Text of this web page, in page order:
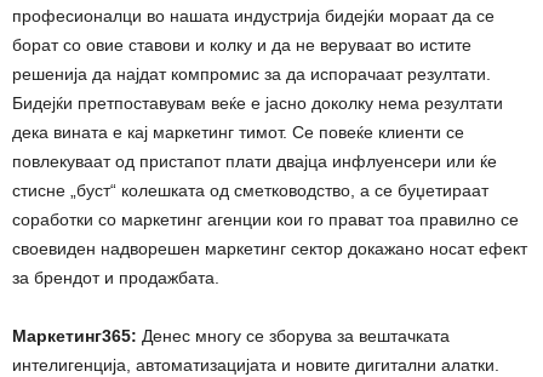
професионалци во нашата индустрија бидејќи мораат да се
борат со овие ставови и колку и да не веруваат во истите
решенија да најдат компромис за да испорачаат резултати.
Бидејќи претпоставувам веќе е јасно доколку нема резултати
дека вината е кај маркетинг тимот. Се повеќе клиенти се
повлекуваат од пристапот плати двајца инфлуенсери или ќе
стисне „буст“ колешката од сметководство, а се буџетираат
соработки со маркетинг агенции кои го прават тоа правилно се
своевиден надворешен маркетинг сектор докажано носат ефект
за брендот и продажбата.
Маркетинг365: Денес многу се зборува за вештачката
интелигенција, автоматизацијата и новите дигитални алатки.